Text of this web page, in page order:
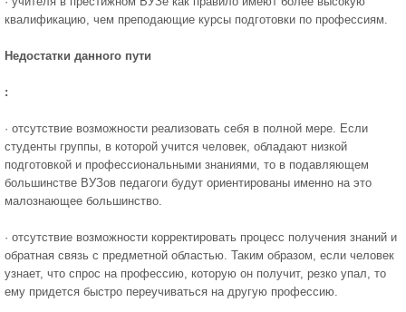
квалификацию, чем преподающие курсы подготовки по профессиям.
Недостатки данного пути
:
· отсутствие возможности реализовать себя в полной мере. Если
студенты группы, в которой учится человек, обладают низкой
подготовкой и профессиональными знаниями, то в подавляющем
большинстве ВУЗов педагоги будут ориентированы именно на это
малознающее большинство.
· отсутствие возможности корректировать процесс получения знаний и
обратная связь с предметной областью. Таким образом, если человек
узнает, что спрос на профессию, которую он получит, резко упал, то
ему придется быстро переучиваться на другую профессию.